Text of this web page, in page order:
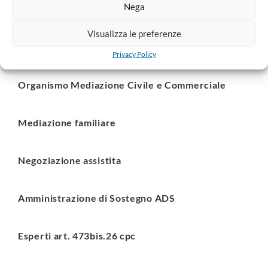
Nega
Visualizza le preferenze
Privacy Policy
Comitato Pari Opportunità
Organismo Mediazione Civile e Commerciale
Mediazione familiare
Negoziazione assistita
Amministrazione di Sostegno ADS
Esperti art. 473bis.26 cpc